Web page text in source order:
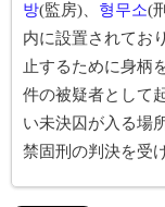
방(監房)、 형무소(
内に設置されてお
止するために身柄
件の被疑者として
い未決囚が入る場所
禁固刑の判決を受